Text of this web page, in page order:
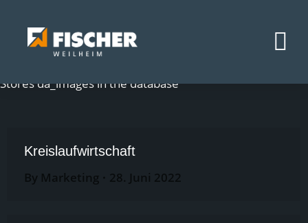
Stores da_images in the database
Kreislaufwirtschaft
By Marketing 28. Juni 2022